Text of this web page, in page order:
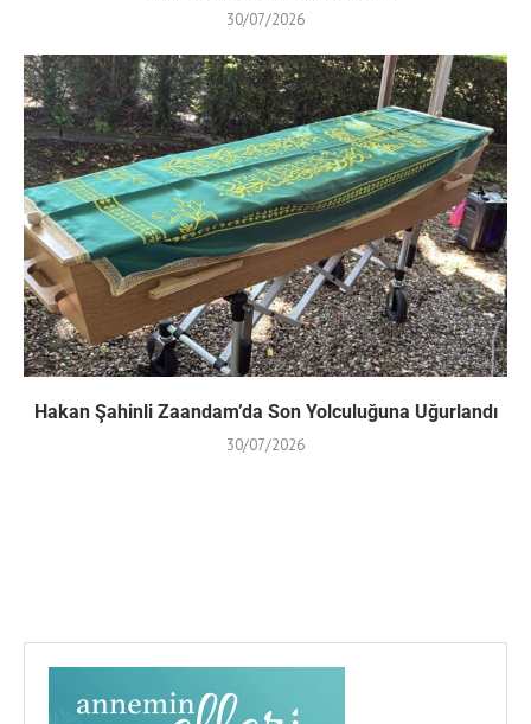
30/07/2026
Hakan Şahinli Zaandam’da Son Yolculuğuna Uğurlandı
30/07/2026